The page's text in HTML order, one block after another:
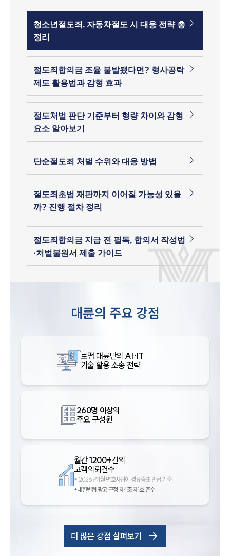
청소년절도죄, 자동차절도 시 대응 전략 총
정리
절도죄합의금 조율 불발됐다면? 형사공탁
제도 활용법과 감형 효과
절도처벌 판단 기준부터 형량 차이와 감형
요소 알아보기
단순절도죄 처벌 수위와 대응 방법
절도죄초범 재판까지 이어질 가능성 있을
까? 진행 절차 정리
절도죄합의금 지급 전 필독, 합의서 작성법
·처벌불원서 제출 가이드
대륜의 주요 강점
로펌 대륜만의 AI·IT
기술 활용 소송 전략
260명 이상의
주요 구성원
월간1200+건의
고객의뢰건수
* 2026년 1월 변호사협회 경유증표 발급 기준
*대한변협 광고 규정 제4조 제1호 준수
더 많은 강점 살펴보기